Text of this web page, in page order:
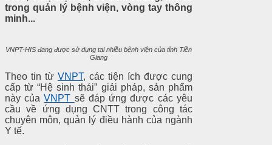
trong quản lý bệnh viện, vòng tay thông
minh...
VNPT-HIS đang được sử dụng tại nhiều bệnh viện của tỉnh Tiền
Giang
Theo tin từ VNPT, các tiện ích được cung
cấp từ “Hệ sinh thái” giải pháp, sản phẩm
này củaVNPT sẽ đáp ứng được các yêu
cầu về ứng dụng CNTT trong công tác
chuyên môn, quản lý điều hành của ngành
Y tế.